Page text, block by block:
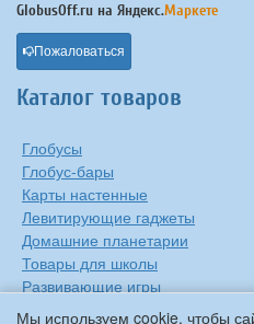
Мы используем cookie, чтобы
GlobusOff.ru на Яндекс.Маркете
Пожаловаться
Каталог товаров
Глобусы
Глобус-бары
Карты настенные
Левитирующие гаджеты
Домашние планетарии
Товары для школы
Развивающие игры
Оригинальные игрушки